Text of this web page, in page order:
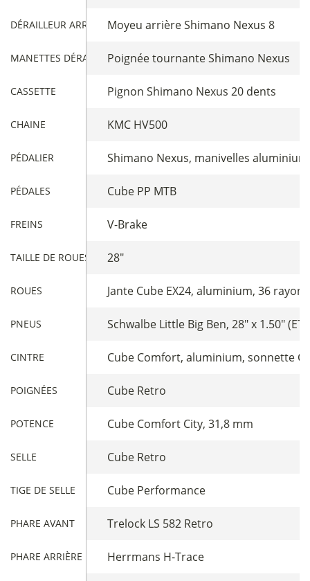
DÉRAILLEUR ARRIÈRE Moyeu arrière Shimano Nexus 8
MANETTES DÉRAILLEURPoignée tournante Shimano Nexus
CASSETTE Pignon Shimano Nexus 20 dents
CHAINE KMC HV500
PÉDALIER Shimano Nexus, manivelles
PÉDALES Cube PP MTB
FREINS V-Brake
TAILLE DE ROUES 28"
ROUES Jante Cube EX24, aluminium, 36
PNEUS Schwalbe Little Big Ben, 28" x 1.50"
CINTRE Cube Comfort, aluminium, sonnette
POIGNÉES Cube Retro
POTENCE Cube Comfort City, 31,8 mm
SELLE Cube Retro
TIGE DE SELLE Cube Performance
PHARE AVANT Trelock LS 582 Retro
PHARE ARRIÈRE Herrmans H-Trace